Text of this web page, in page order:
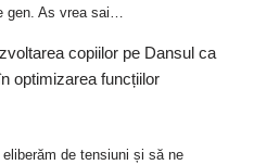
gen. As vrea sai…
copiilorpe Dansul ca
optimizarea funcțiilor
de tensiuni și să ne